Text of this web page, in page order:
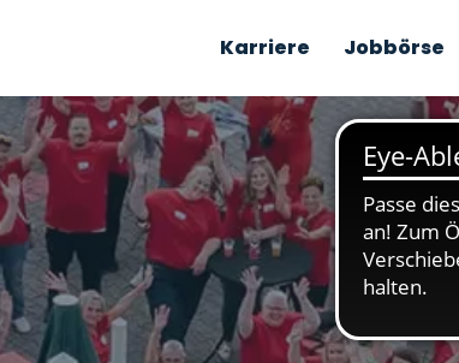
Karriere Jobbörse